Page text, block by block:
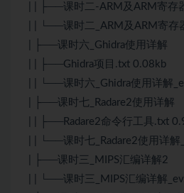
| | ├──课时二-ARM及ARM寄存
| | └──课时二_ARM及ARM寄存
| ├──课时六_Ghidra使用详解
| | ├──Ghidra项目.txt 0.08kb
| | └──课时六_Ghidra使用详解
| ├──课时七_Radare2使用详解
| | ├──Radare2命令行工具.txt
| | └──课时七_Radare2使用详
| ├──课时三_MIPS汇编详解2
| | └──课时三_MIPS汇编详解